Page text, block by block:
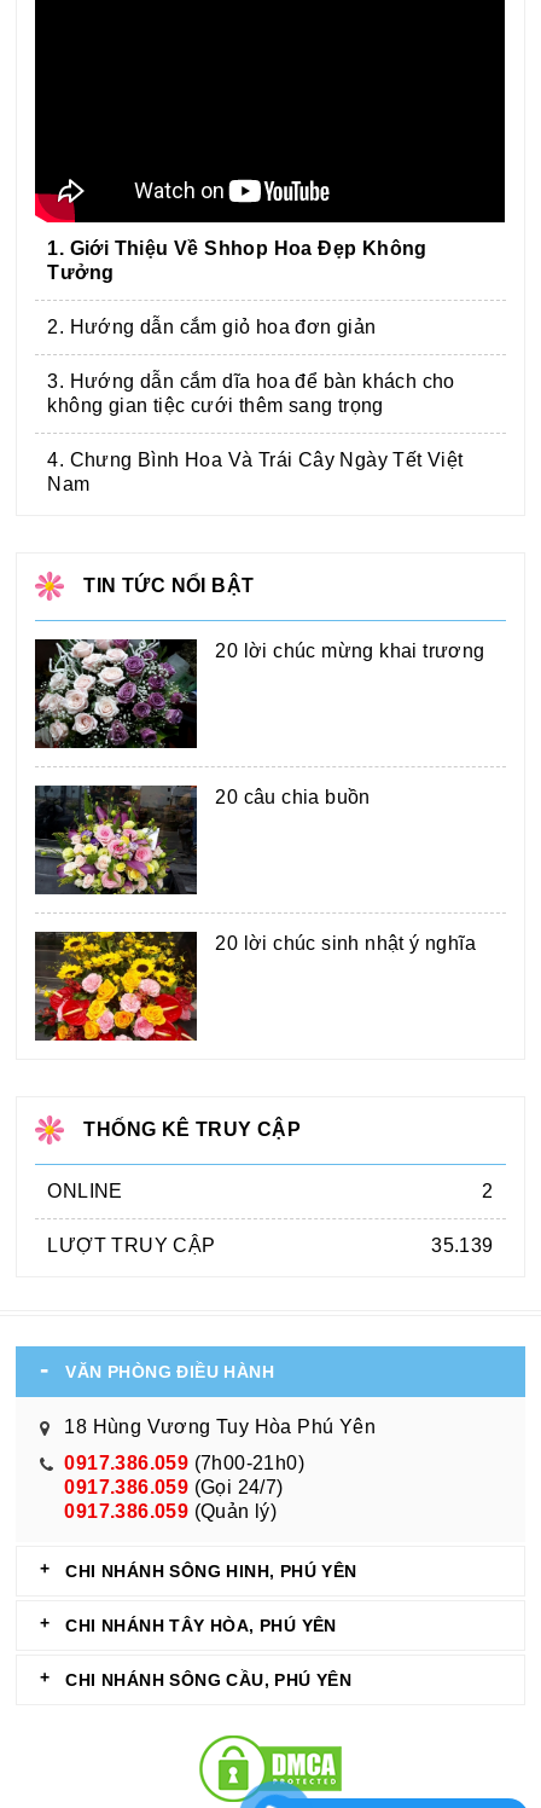
1. Giới Thiệu Về Shhop Hoa Đẹp Không
Tưởng
2. Hướng dẫn cắm giỏ hoa đơn giản
3. Hướng dẫn cắm dĩa hoa để bàn khách cho
không gian tiệc cưới thêm sang trọng
4. Chưng Bình Hoa Và Trái Cây Ngày Tết Việt
Nam
TIN TỨC NỔI BẬT
20 lời chúc mừng khai trương
20 câu chia buồn
20 lời chúc sinh nhật ý nghĩa
THỐNG KÊ TRUY CẬP
ONLINE 2
LƯỢT TRUY CẬP 35.139
VĂN PHÒNG ĐIỀU HÀNH
18 Hùng Vương Tuy Hòa Phú Yên
0917.386.059 (7h00-21h0)
0917.386.059 (Gọi 24/7)
0917.386.059 (Quản lý)
CHI NHÁNH SÔNG HINH, PHÚ YÊN
CHI NHÁNH TÂY HÒA, PHÚ YÊN
CHI NHÁNH SÔNG CẦU, PHÚ YÊN